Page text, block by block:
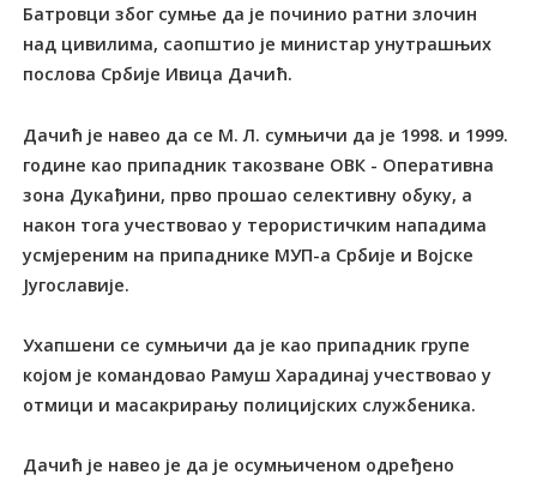
Батровци због сумње да је починио ратни злочин
над цивилима, саопштио је министар унутрашњих
послова Србије Ивица Дачић.
Дачић је навео да се М. Л. сумњичи да је 1998. и 1999.
године као припадник такозване ОВК - Оперативна
зона Дукађини, прво прошао селективну обуку, а
након тога учествовао у терористичким нападима
усмјереним на припаднике МУП-а Србије и Војске
Југославије.
Ухапшени се сумњичи да је као припадник групе
којом је командовао Рамуш Харадинај учествовао у
отмици и масакрирању полицијских службеника.
Дачић је навео је да је осумњиченом одређено